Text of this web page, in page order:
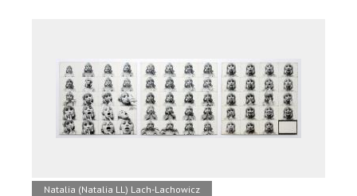
Natalia (Natalia LL) Lach-Lachowicz